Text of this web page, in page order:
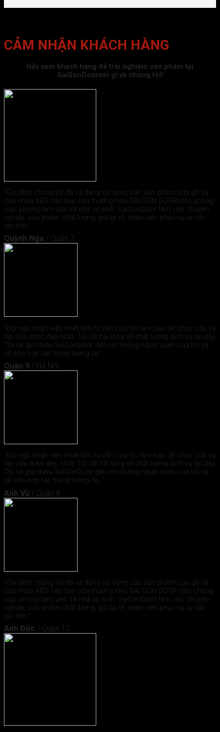
CẢM NHẬN KHÁCH HÀNG
Hãy xem khách hàng đã trải nghiệm sản phẩm tại
SaiGonDoornói gì về chúng tôi!
"Gia đình chúng tôi đã và đang sử dụng các sản phẩm cửa gỗ và
cửa nhựa ABS các loại của thương hiệu SÀI GÒN DOOR cho phòng
ngủ, phòng làm việc và nhà vệ sinh. SaiGonDoor làm việc chuyên
nghiệp, sản phẩm chất lượng, giá lại rẻ, nhân viên phục vụ tư vấn
tận tình."
Quỳnh Nga / Quận 7
"Đội ngũ nhân viên nhiệt tình tư vấn cho tôi làm sao để chọn cửa và
lắp cửa được đẹp nhất. Tôi rất hài lòng về chất lượng dịch vụ tại đây.
Tôi sẽ giới thiệu SaiGonDoor đến với những người quen của tôi và
sẽ còn hợp tác trong tương lai."
Quận 9 / Hà Nội
"Đội ngũ nhân viên nhiệt tình tư vấn cho tôi làm sao để chọn cửa và
lắp cửa được đẹp nhất. Tôi rất hài lòng về chất lượng dịch vụ tại đây.
Tôi sẽ giới thiệu SaiGonDoor đến với những người quen của tôi và
sẽ còn hợp tác trong tương lai..."
Anh Vũ / Quận 8
"Gia đình chúng tôi đã và đang sử dụng các sản phẩm cửa gỗ và
cửa nhựa ABS các loại của thương hiệu SÀI GÒN DOOR cho phòng
ngủ, phòng làm việc và nhà vệ sinh. SaiGonDoor làm việc chuyên
nghiệp, sản phẩm chất lượng, giá lại rẻ, nhân viên phục vụ tư vấn
tận tình."
Anh Đức / Quận 12